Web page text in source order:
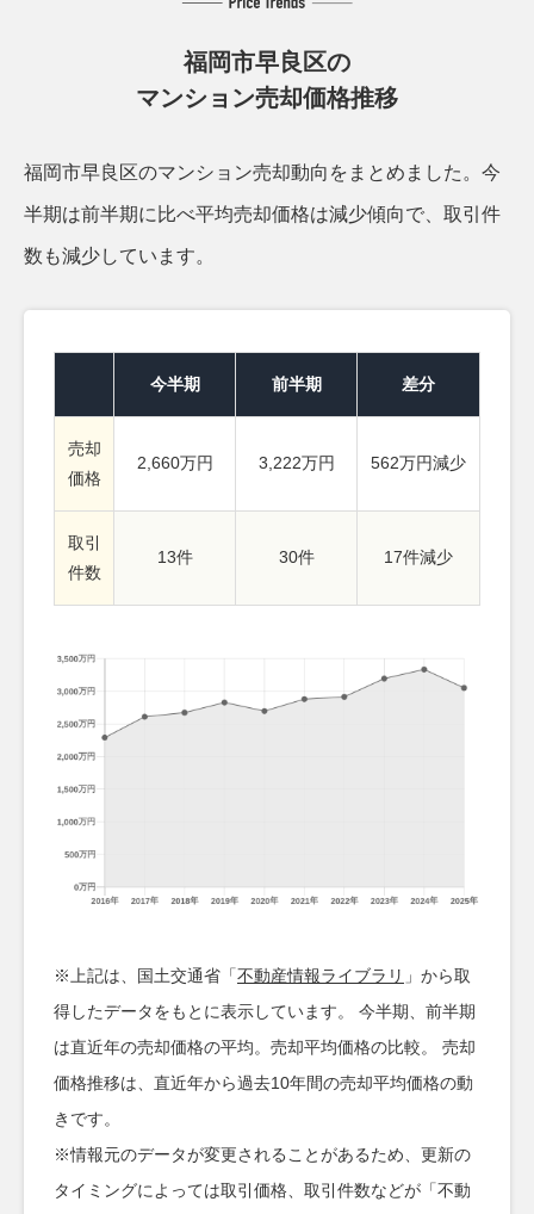
福岡市早良区の
マンション売却価格推移
福岡市早良区のマンション売却動向をまとめました。 今
半期は前半期に比べ平均売却価格は減少傾向で、取引件
数も減少しています。
今半期 前半期 差分
売却
価格
2,660万円 3,222万円 562万円減少
取引
件数
13件 30件 17件減少
※上記は、国土交通省「不動産情報ライブラリ 」から取
得したデータをもとに表示しています。 今半期、前半期
は直近年の売却価格の平均。売却平均価格の比較。 売却
価格推移は、直近年から過去10年間の売却平均価格の動
きです。
※情報元のデータが変更されることがあるため、更新の
タイミングによっては取引価格、取引件数などが「不動